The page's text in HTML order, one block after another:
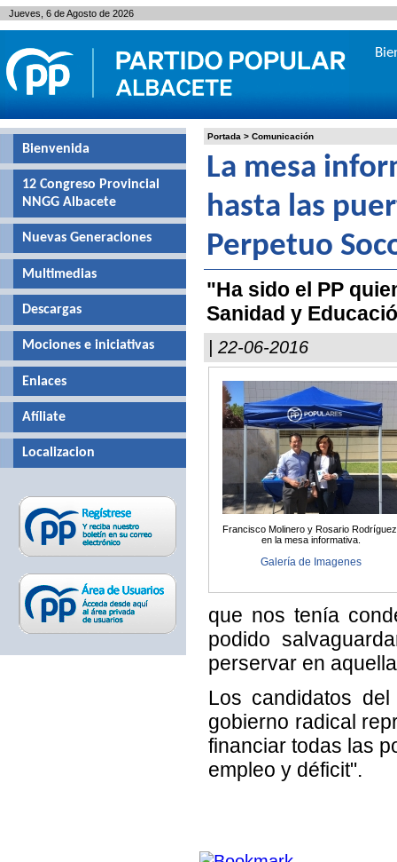
Portada > Comunicación
La mesa
hasta las
Perpetuo
"Ha sido el PP
Sanidad y
| 22-06-2016
Francisco Molinero y Rosario
en la mesa informativa.
Galería de Imagenes
que nos tenía
podido
perservar en
Los candidatos
gobierno radical
financiar todas las
empleo y déficit".
Bienvenida
12 Congreso Provincial
NNGG Albacete
Nuevas Generaciones
Multimedias
Descargas
Mociones e iniciativas
Enlaces
Afíliate
Localizacion
Jueves, 6 de Agosto de 2026